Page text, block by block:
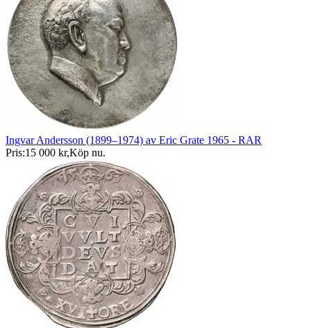
Ingvar Andersson (1899–1974) av Eric Grate 1965 - RAR
Pris:15 000 kr,Köp nu.